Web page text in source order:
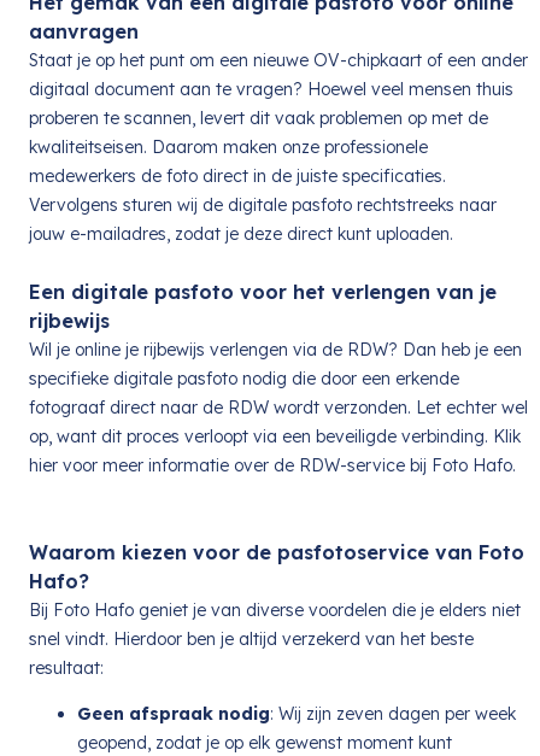
aanvragen
Staat je op het punt om een nieuwe OV-chipkaart of een ander
digitaal document aan te vragen? Hoewel veel mensen thuis
proberen te scannen, levert dit vaak problemen op met de
kwaliteitseisen. Daarom maken onze professionele
medewerkers de foto direct in de juiste specificaties.
Vervolgens sturen wij de digitale pasfoto rechtstreeks naar
jouw e-mailadres, zodat je deze direct kunt uploaden.
Een digitale pasfoto voor het verlengen van je
rijbewijs
Wil je online je rijbewijs verlengen via de RDW? Dan heb je een
specifieke digitale pasfoto nodig die door een erkende
fotograaf direct naar de RDW wordt verzonden. Let echter wel
op, want dit proces verloopt via een beveiligde verbinding. Klik
hier voor meer informatie over de RDW-service bij Foto Hafo.
Waarom kiezen voor de pasfotoservice van Foto
Hafo?
Bij Foto Hafo geniet je van diverse voordelen die je elders niet
snel vindt. Hierdoor ben je altijd verzekerd van het beste
resultaat:
Geen afspraak nodig: Wij zijn zeven dagen per week
geopend, zodat je op elk gewenst moment kunt